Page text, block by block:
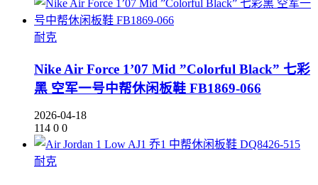
耐克
Nike Air Force 1’07 Mid ”Colorful Black” 七彩
黑 空军一号中帮休闲板鞋 FB1869-066
2026-04-18
114 0 0
耐克